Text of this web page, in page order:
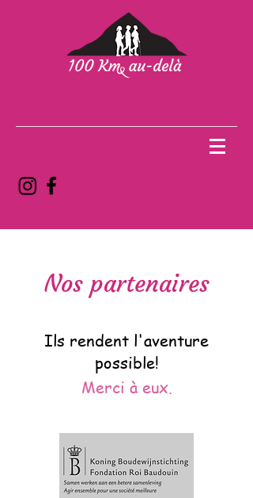
Nos partenaires
Ils rendent l'aventure
possible!
Merci à eux.